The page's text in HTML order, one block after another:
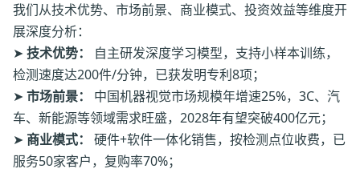
我们从技术优势、市场前景、商业模式、投资效益等维度开
展深度分析：
➤ 技术优势：
自主研发深度学习模型，支持小样本训练，
检测速度达200件/分钟，已获发明专利8项；
➤ 市场前景：
中国机器视觉市场规模年增速25%，3C、汽
车、新能源等领域需求旺盛，2028年有望突破400亿元；
➤ 商业模式：
硬件+软件一体化销售，按检测点位收费，已
服务50家客户，复购率70%；